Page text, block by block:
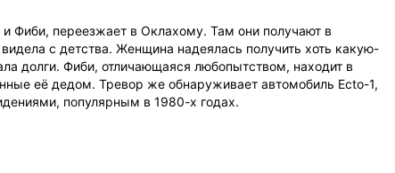
Фиби, переезжает в Оклахому. Там они получают в
с детства. Женщина надеялась получить хоть какую-
долги. Фиби, отличающаяся любопытством, находит в
её дедом. Тревор же обнаруживает автомобиль Ecto-1,
популярным в 1980-х годах.